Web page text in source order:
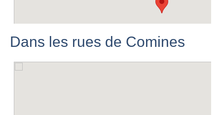
Dans les rues de Comines